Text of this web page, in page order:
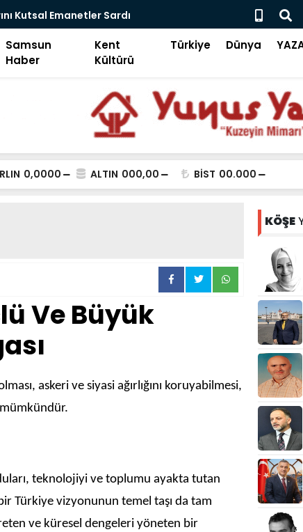
Kutsal Emanetler Sardı Motivasyonda
Samsun
Haber
Kent
Kültürü
Türkiye Dünya
0,0000 ALTIN 000,00 BİST 00.000
Ve Büyük
askeri ve siyasi ağırlığını koruyabilmesi,
teknolojiyi ve toplumu ayakta tutan
Türkiye vizyonunun temel taşı da tam
ve küresel dengeleri yöneten bir
KÖŞE